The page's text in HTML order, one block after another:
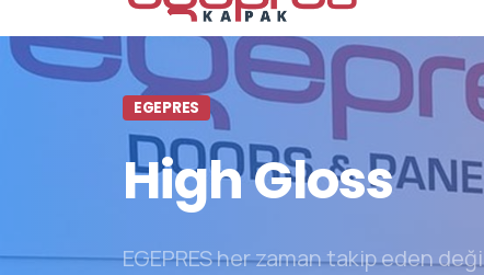
EGEPRES
HighGloss
EGEPRES her zaman takip eden